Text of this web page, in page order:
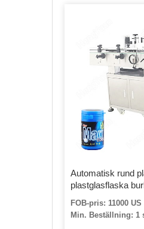
Automatisk rund
plastglasflaska
husdjursetikett
krymphylsa
ångtunnel
FOB-pris: 11000
Min. Beställning: 1